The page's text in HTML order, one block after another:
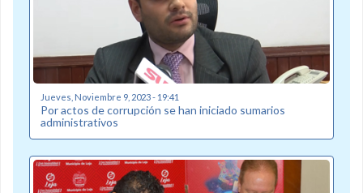
Jueves, Noviembre 9, 2023 - 19:41
Por actos de corrupción se han iniciado sumarios
administrativos